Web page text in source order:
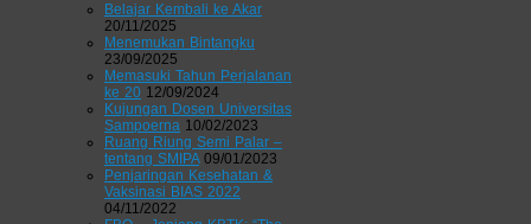
Belajar Kembali ke Akar
20/11/2025
Menemukan Bintangku
23/09/2025
Memasuki Tahun Perjalanan
ke 20 12/09/2024
Kujungan Dosen Universitas
Sampoerna 10/02/2023
Ruang Riung Semi Palar –
tentang SMIPA 09/01/2023
Penjaringan Kesehatan &
Vaksinasi BIAS 2022
04/11/2022